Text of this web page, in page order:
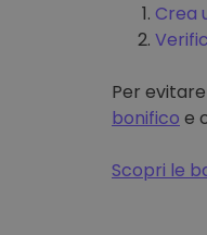
Crea
Per
bonifico e
Scopri le